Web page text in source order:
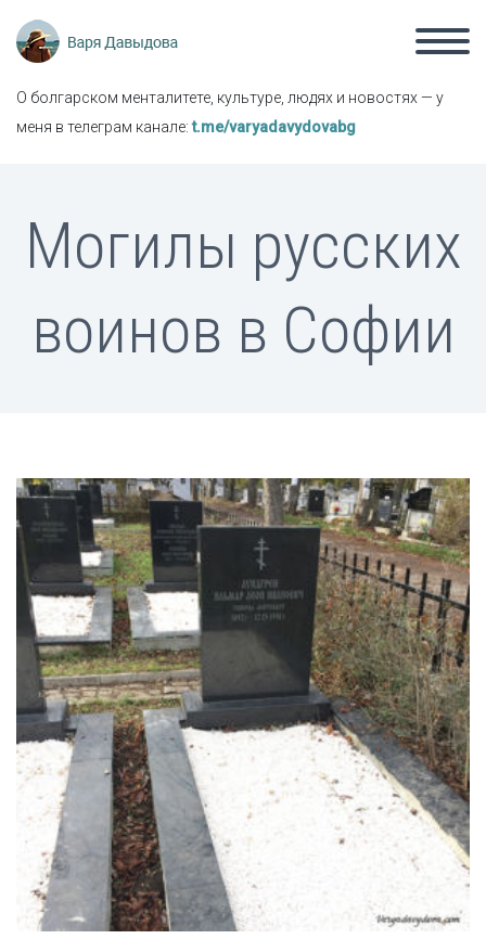
О болгарском менталитете, культуре, людях и новостях — у
меня в телеграм канале:t.me/varyadavydovabg
Могилы русских
воинов в Софии